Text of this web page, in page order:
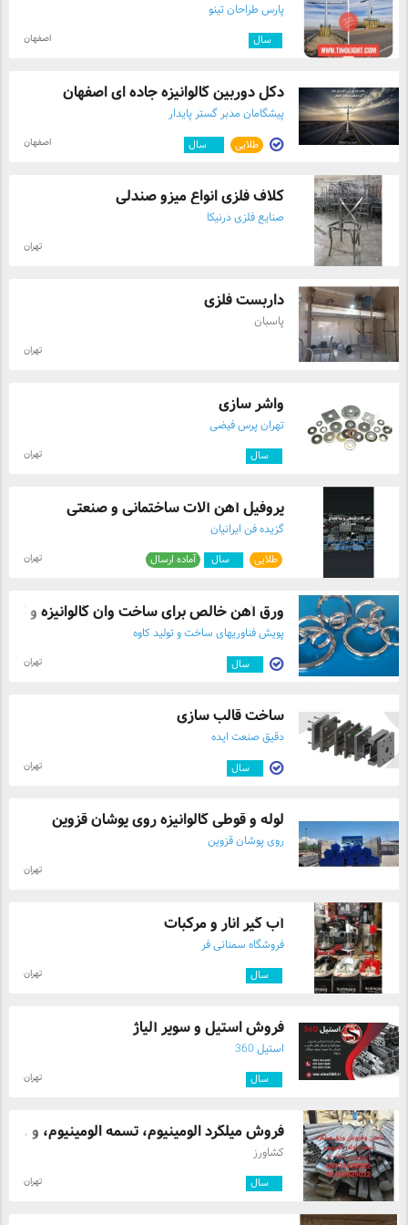
پارس طراحان تینو
سال اصفهان
دکل دوربین گالوانیزه جاده ای اصفهان
پیشگامان مدبر گستر پایدار
طلایی سال اصفهان
کلاف فلزی انواع میزو صندلی
صنایع فلزی درنیکا
تهران
داربست فلزی
پاسبان
تهران
واشر سازی
تهران پرس فیضی
سال تهران
پروفیل آهن آلات ساختمانی و صنعتی
گزیده فن ایرانیان
طلایی سال آماده ارسال تهران
ورق آهن خالص برای ساخت وان گالوانیزه و گ
پویش فناوریهای ساخت و تولید کاوه
سال تهران
ساخت قالب سازی
دقیق صنعت ایده
سال تهران
لوله و قوطی گالوانیزه روی پوشان قزوین
روی پوشان قزوین
تهران
آب گیر انار و مرکبات
فروشگاه سمنانی فر
سال تهران
فروش استیل و سوپر آلیاژ
استیل 360
سال تهران
فروش میلگرد الومینیوم، تسمه الومینیوم، و ...
کشاورز
سال تهران